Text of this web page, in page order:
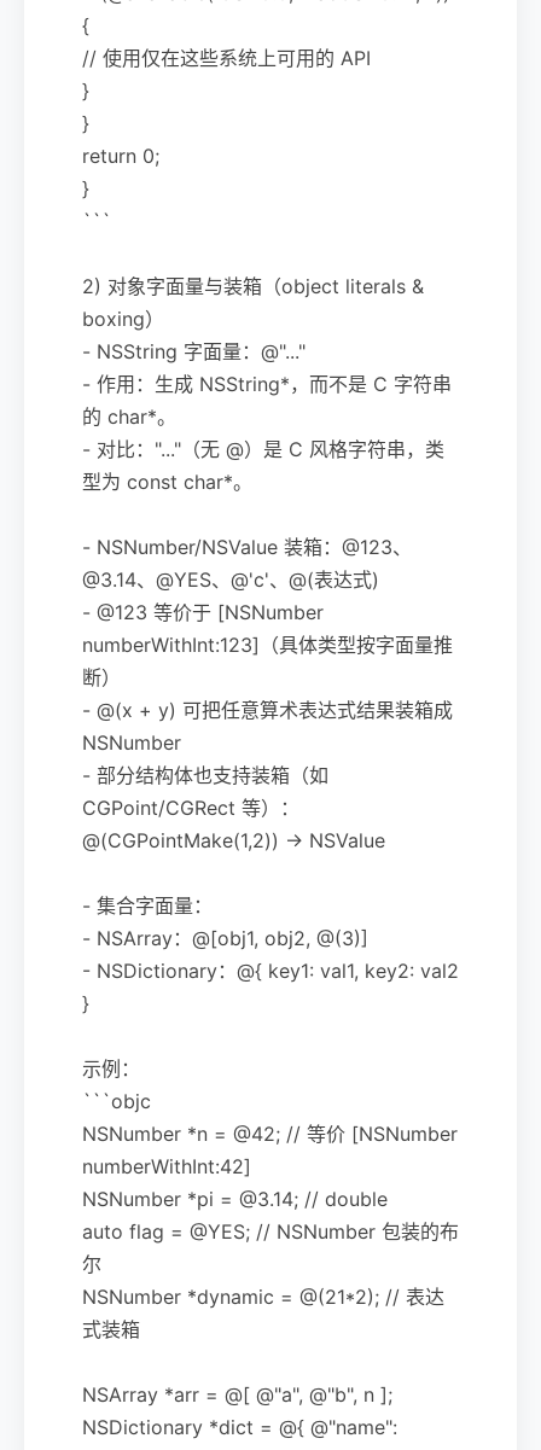
{
// 使用仅在这些系统上可用的 API
}
}
return 0;
}
```
2) 对象字面量与装箱（object literals &
boxing）
- NSString 字面量：@"..."
- 作用：生成 NSString*，而不是 C 字符串
的 char*。
- 对比："..."（无 @）是 C 风格字符串，类
型为 const char*。
- NSNumber/NSValue 装箱：@123、
@3.14、@YES、@'c'、@(表达式)
- @123 等价于 [NSNumber
numberWithInt:123]（具体类型按字面量推
断）
- @(x + y) 可把任意算术表达式结果装箱成
NSNumber
- 部分结构体也支持装箱（如
CGPoint/CGRect 等）：
@(CGPointMake(1,2)) -> NSValue
- 集合字面量：
- NSArray：@[obj1, obj2, @(3)]
- NSDictionary：@{ key1: val1, key2: val2
}
示例：
```objc
NSNumber *n = @42; // 等价 [NSNumber
numberWithInt:42]
NSNumber *pi = @3.14; // double
auto flag = @YES; // NSNumber 包装的布
尔
NSNumber *dynamic = @(21*2); // 表达
式装箱
NSArray *arr = @[ @"a", @"b", n ];
NSDictionary *dict = @{ @"name":